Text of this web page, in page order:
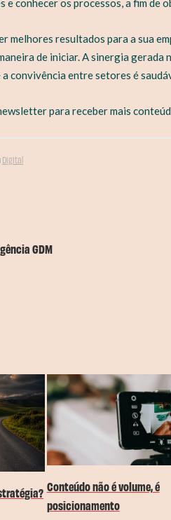
conhecer os processos, a fim de
melhores resultados para a sua
de iniciar. A sinergia
convivência entre setores é
para receber mais
Digital
GDM
Conteúdo não é volume, é
posicionamento